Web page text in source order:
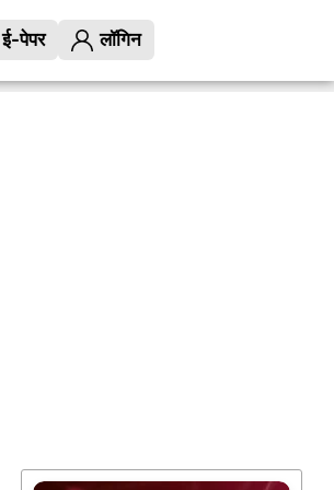
ई-पेपर लॉगिन